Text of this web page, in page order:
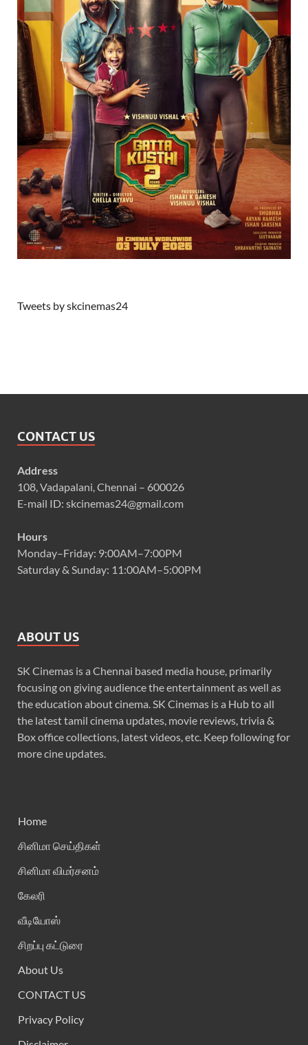
Tweets by skcinemas24
CONTACT US
Address
108, Vadapalani, Chennai – 600026
E-mail ID: skcinemas24@gmail.com
Hours
Monday–Friday: 9:00AM–7:00PM
Saturday & Sunday: 11:00AM–5:00PM
ABOUT US
SK Cinemas is a Chennai based media house, primarily
focusing on giving audience the entertainment as well as
the education about cinema. SK Cinemas is a Hub to all
the latest tamil cinema updates, movie reviews, trivia &
Box office collections, latest videos, etc. Keep following for
more cine updates.
Home
சினிமா செய்திகள்
சினிமா விமர்சனம்
கேலரி
வீடியோஸ்
சிறப்பு கட்டுரை
About Us
CONTACT US
Privacy Policy